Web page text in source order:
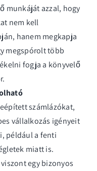
munkáját azzal, hogy
nem kell
hanem megkapja
megspórolt több
fogja a könyvelő
számlázókat,
vállalkozás igényeit
például a fenti
miatt is.
egy bizonyos